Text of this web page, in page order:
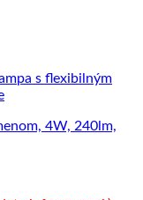
4W, 240lm,